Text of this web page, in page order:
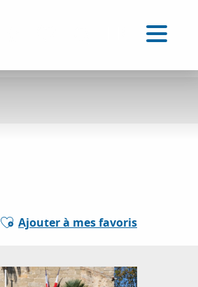
Ajouter aux favoris
Ajouter à mes favoris